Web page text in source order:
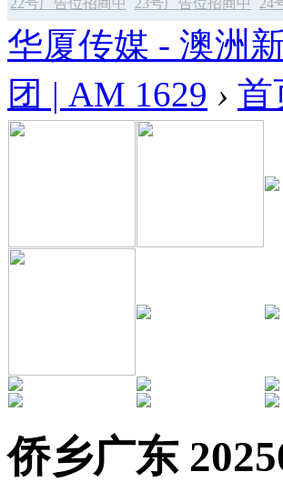
华厦传媒 - 澳洲
团 | AM 1629 › 首
侨乡广东